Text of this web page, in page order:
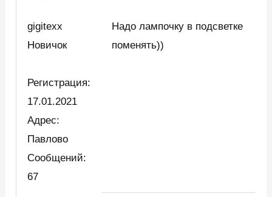
gigitexx
Новичок
Регистрация:
17.01.2021
Адрес:
Павлово
Сообщений:
67
Надо лампочку в подсветке
поменять))